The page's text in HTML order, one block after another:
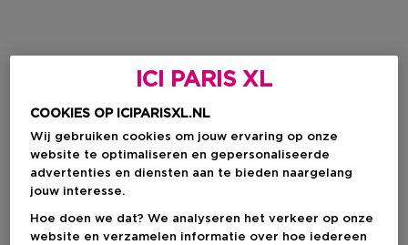
ICI PARIS XL
COOKIES OP ICIPARISXL.NL
Wij gebruiken cookies om jouw ervaring op onze
website te optimaliseren en gepersonaliseerde
advertenties en diensten aan te bieden naargelang
jouw interesse.
Hoe doen we dat? We analyseren het verkeer op onze
website en verzamelen informatie over hoe iedereen